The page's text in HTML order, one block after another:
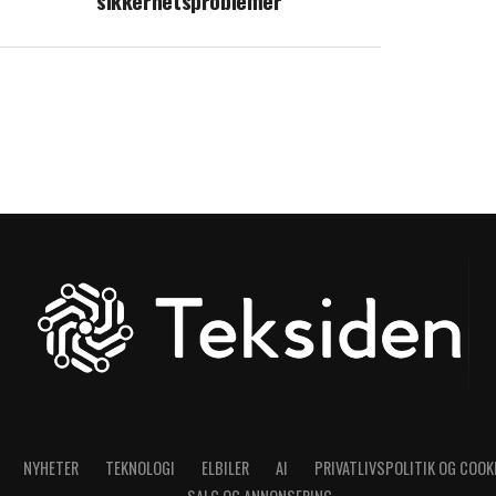
NYHETER TEKNOLOGI ELBILER AI PRIVATLIVSPOLITIK OG